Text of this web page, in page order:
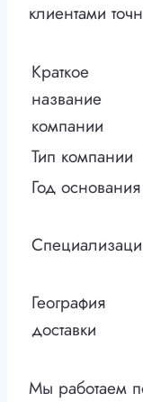
клиентами
Краткое
название
компании
Тип компании
Год основания
География
доставки
Мы работаем